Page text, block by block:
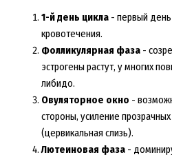
1-й день цикла- первый день
кровотечения.
Фолликулярная фаза-
эстрогены растут, у многих
либидо.
Овуляторное окно -
стороны, усиление
(цервикальная слизь).
Лютеиновая фаза-